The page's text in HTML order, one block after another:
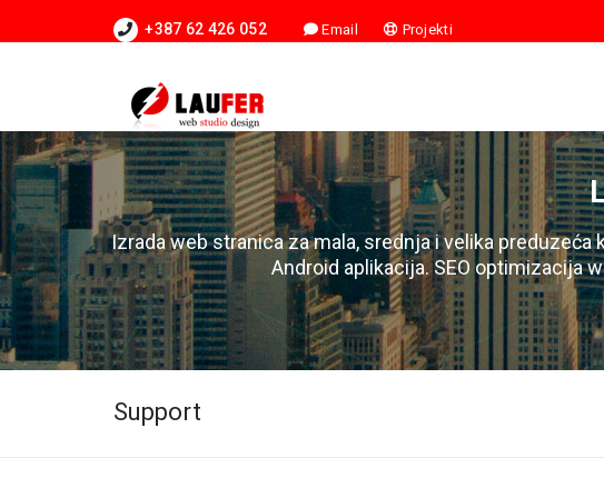
+387 62 426 052 Email Projekti
Izrada web stranica za mala, srednja i velika preduzeća
Android aplikacija. SEO optimizacija
Support